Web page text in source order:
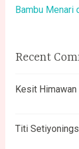
Bambu Menari
Recent
Kesit
Titi